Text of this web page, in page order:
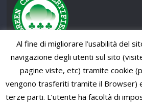
Al fine di migliorare l’usabilità del
navigazione degli utenti sul sito
pagine viste, etc) tramite cookie
vengono trasferiti tramite il Browser)
terze parti. L’utente ha facoltà di